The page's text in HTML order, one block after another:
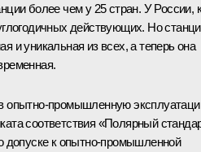
более чем у 25 стран. У России,
действующих. Но
и уникальная из всех, а теперь она
опытно-промышленную
соответствия «Полярный
допуске к опытно-промышленной